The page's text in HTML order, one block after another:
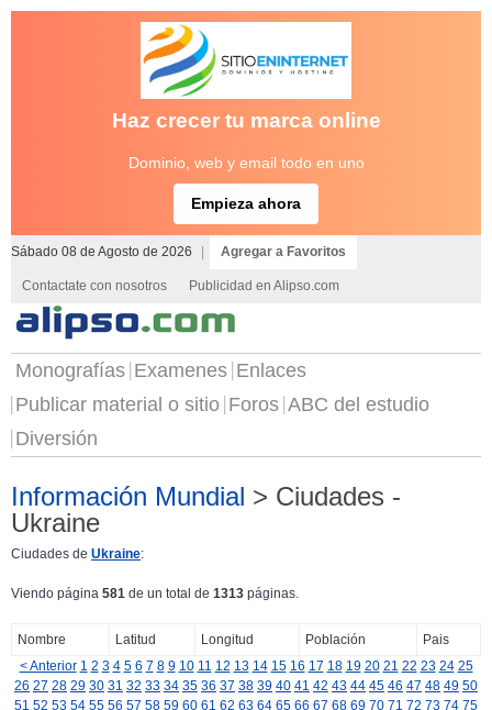
Haz crecer tu marca online
Dominio, web y email todo en uno
Empieza ahora
Sábado 08 de Agosto de 2026 Agregar a Favoritos
Contactate con nosotros Publicidad en Alipso.com
Monografías Examenes Enlaces
Publicar material o sitio Foros ABC del estudio
Diversión
Información Mundial > Ciudades -
Ukraine
Ciudades de Ukraine:
Viendo página 581 de un total de 1313 páginas.
Nombre Latitud Longitud Población
Pais
< Anterior 1 2 3 4 5 6 7 8 9 10 11 12 13 14 15 16 17 18 19 20 21 22 23 24 25
26 27 28 29 30 31 32 33 34 35 36 37 38 39 40 41 42 43 44 45 46 47 48 49 50
51 52 53 54 55 56 57 58 59 60 61 62 63 64 65 66 67 68 69 70 71 72 73 74 75